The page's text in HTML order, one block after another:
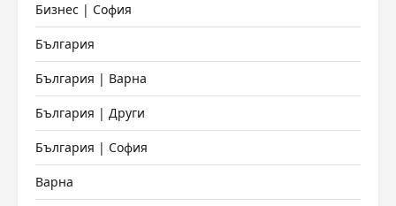
Бизнес | София
България
България | Варна
България | Други
България | София
Варна